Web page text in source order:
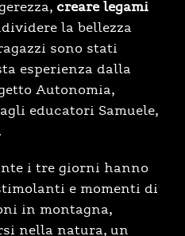
creare legami
la bellezza
sono stati
esperienza dalla
Autonomia,
educatori Samuele,
i tre giorni hanno
e momenti di
in montagna,
nella natura, un